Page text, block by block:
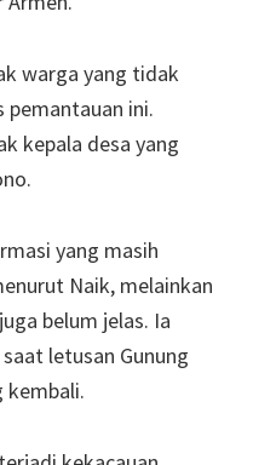
warga yang tidak
pemantauan ini.
kepala desa yang
yang masih
Naik, melainkan
belum jelas. Ia
letusan Gunung
kembali.